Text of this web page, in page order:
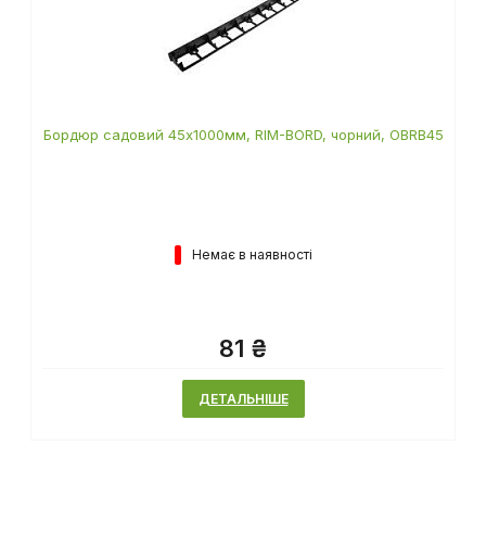
Бордюр садовий 45х1000мм, RIM-BORD, чорний, OBRB45
Немає в наявності
81 ₴
ДЕТАЛЬНІШЕ